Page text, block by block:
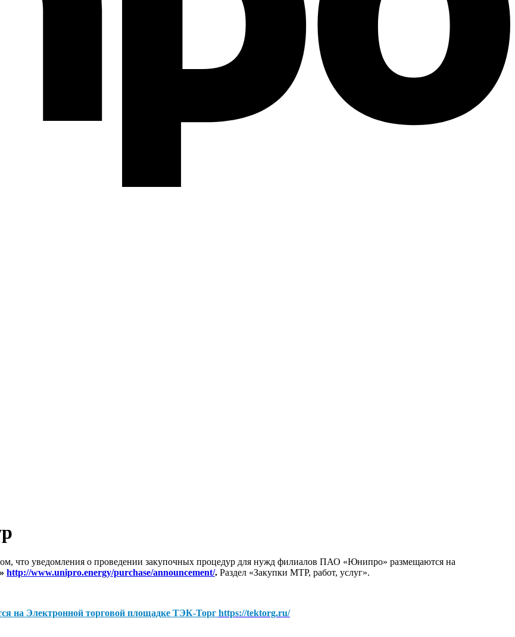
что уведомления о проведении закупочных процедур для нужд филиалов ПАО «Юнипро» размещаются на
http://www.unipro.energy/purchase/announcement/. Раздел «Закупки МТР, работ, услуг».
на Электронной торговой площадке ТЭК-Торг https://tektorg.ru/